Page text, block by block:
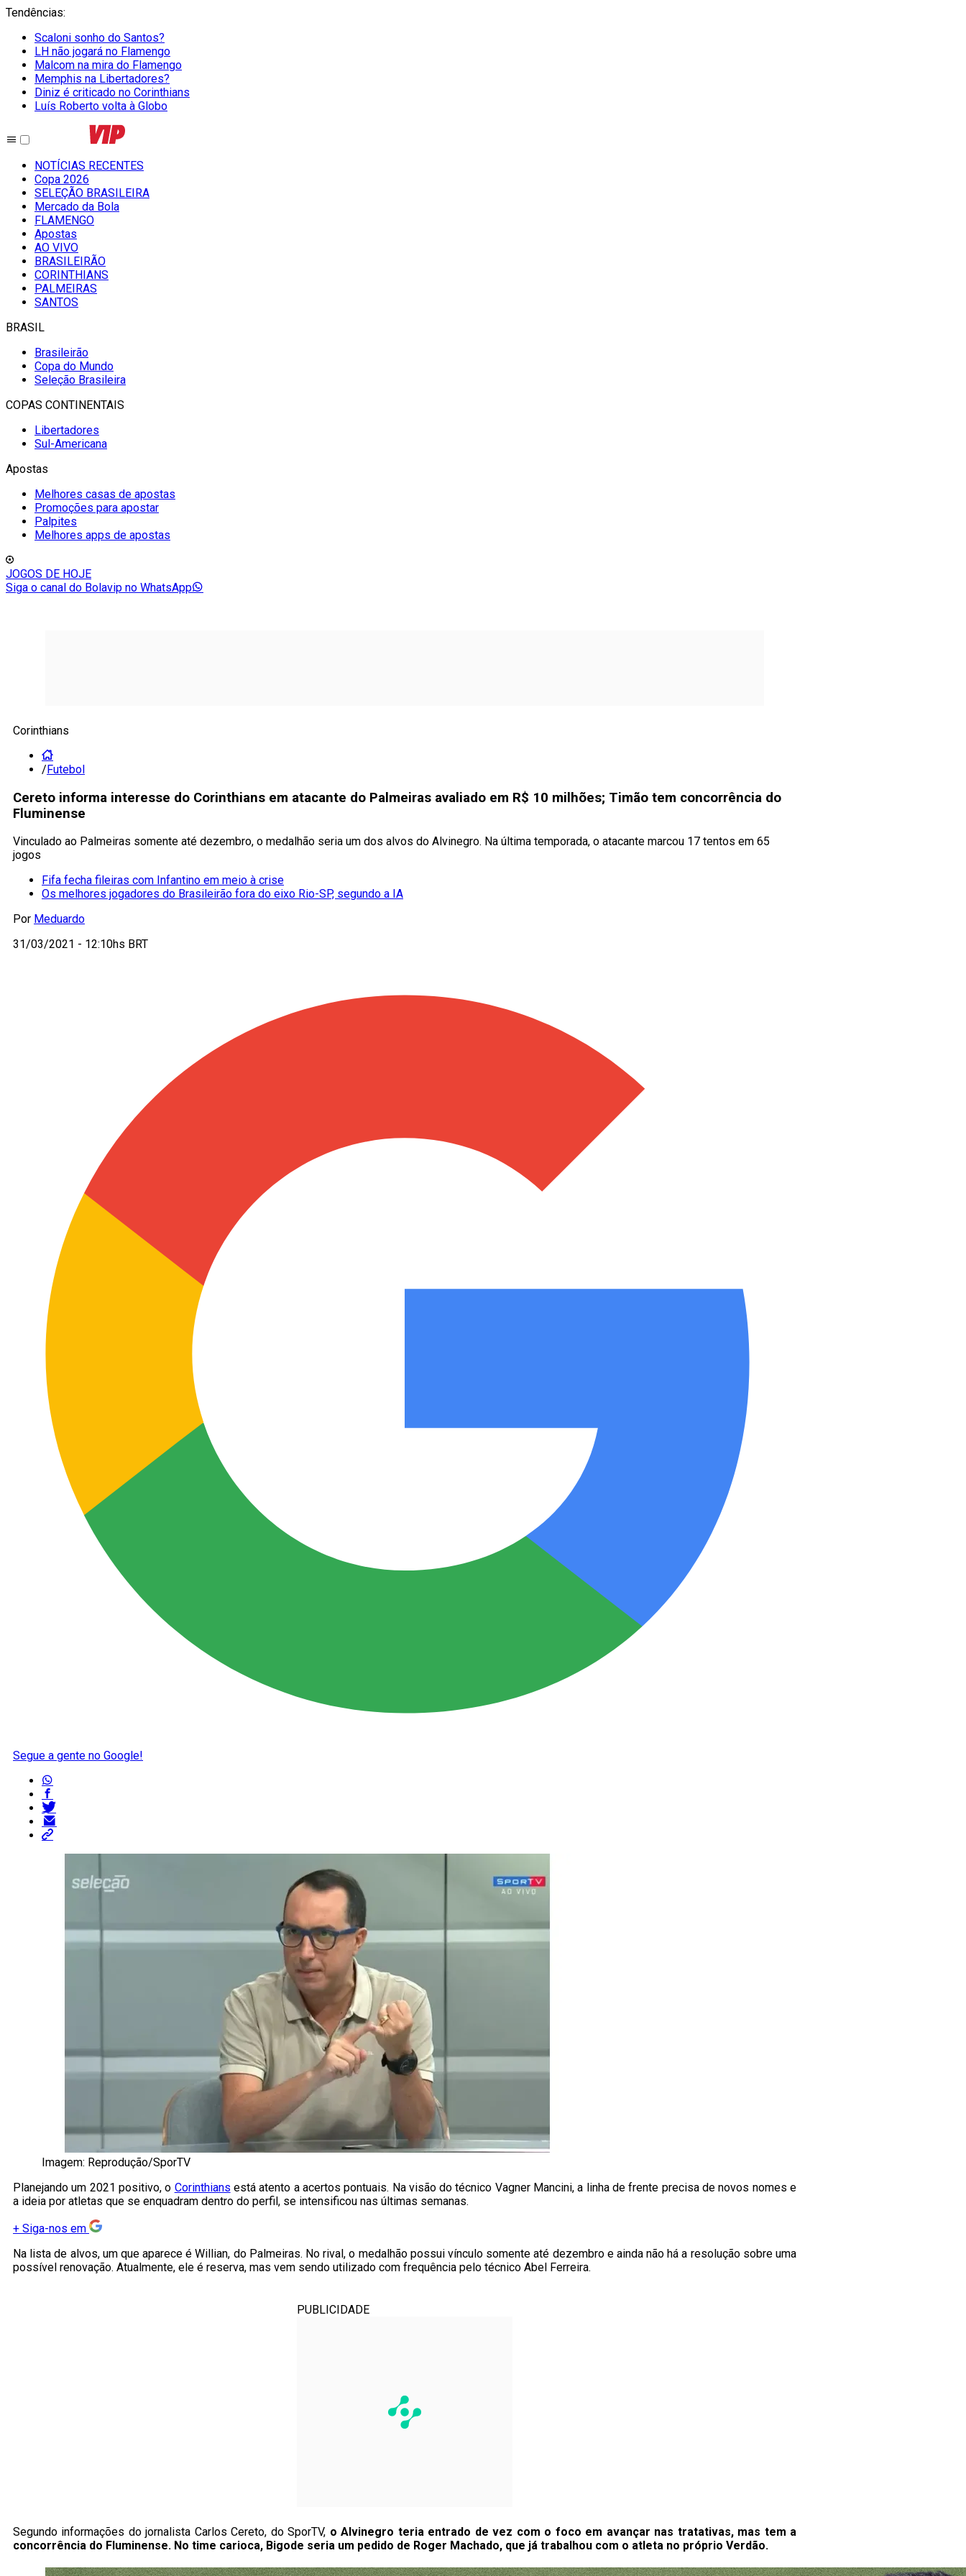
Tendências:
Scaloni sonho do Santos?
LH não jogará no Flamengo
Malcom na mira do Flamengo
Memphis na Libertadores?
Diniz é criticado no Corinthians
Luís Roberto volta à Globo
NOTÍCIAS RECENTES
Copa 2026
SELEÇÃO BRASILEIRA
Mercado da Bola
FLAMENGO
Apostas
AO VIVO
BRASILEIRÃO
CORINTHIANS
PALMEIRAS
SANTOS
BRASIL
Brasileirão
Copa do Mundo
Seleção Brasileira
COPAS CONTINENTAIS
Libertadores
Sul-Americana
Apostas
Melhores casas de apostas
Promoções para apostar
Palpites
Melhores apps de apostas
JOGOS DE HOJE
Siga o canal do Bolavip no WhatsApp
Corinthians
/Futebol
Cereto informa interesse do Corinthians em atacante do Palmeiras avaliado em R$ 10 milhões; Timão tem concorrência do
Fluminense
Vinculado ao Palmeiras somente até dezembro, o medalhão seria um dos alvos do Alvinegro. Na última temporada, o atacante marcou 17 tentos em 65
jogos
Fifa fecha fileiras com Infantino em meio à crise
Os melhores jogadores do Brasileirão fora do eixo Rio-SP, segundo a IA
Por Meduardo
31/03/2021 - 12:10hs BRT
Segue a gente no Google!
Imagem: Reprodução/SporTV
Planejando um 2021 positivo, o Corinthians está atento a acertos pontuais. Na visão do técnico Vagner Mancini, a linha de frente precisa de novos nomes e
a ideia por atletas que se enquadram dentro do perfil, se intensificou nas últimas semanas.
+ Siga-nos em
Na lista de alvos, um que aparece é Willian, do Palmeiras. No rival, o medalhão possui vínculo somente até dezembro e ainda não há a resolução sobre uma
possível renovação. Atualmente, ele é reserva, mas vem sendo utilizado com frequência pelo técnico Abel Ferreira.
PUBLICIDADE
Segundo informações do jornalista Carlos Cereto, do SporTV, o Alvinegro teria entrado de vez com o foco em avançar nas tratativas, mas tem a
concorrência do Fluminense. No time carioca, Bigode seria um pedido de Roger Machado, que já trabalhou com o atleta no próprio Verdão.